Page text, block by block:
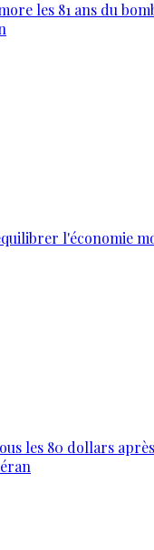
les 81 ans du
l'économie
les 80 dollars